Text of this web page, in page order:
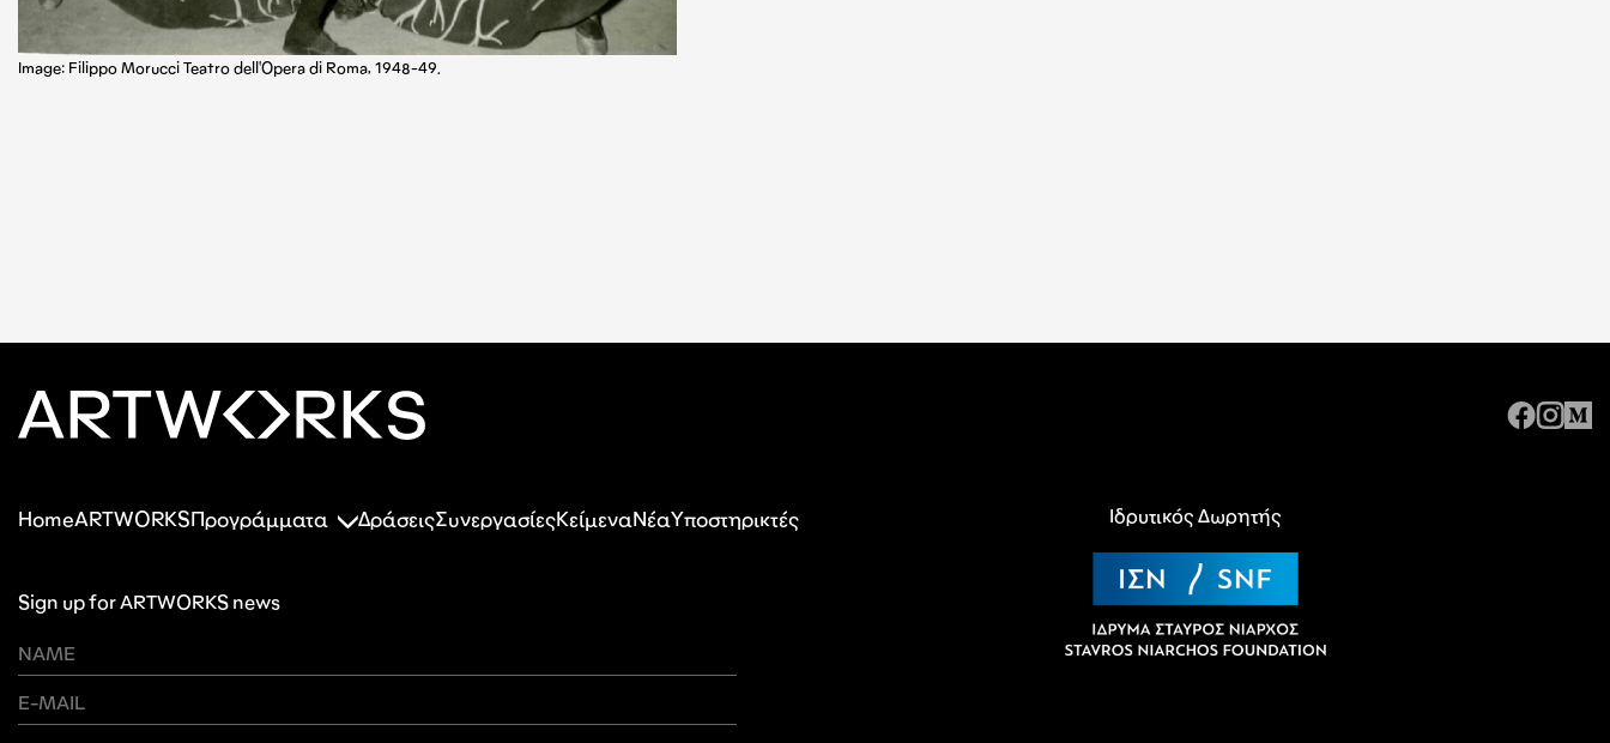
Image: Filippo Morucci Teatro dell'Opera di Roma, 1948-49.
HomeARTWORKSΠρογράμματα ΔράσειςΣυνεργασίεςΚείμεναNέαΥποστηρικτές
Sign up for ARTWORKS news
Ιδρυτικός Δωρητής